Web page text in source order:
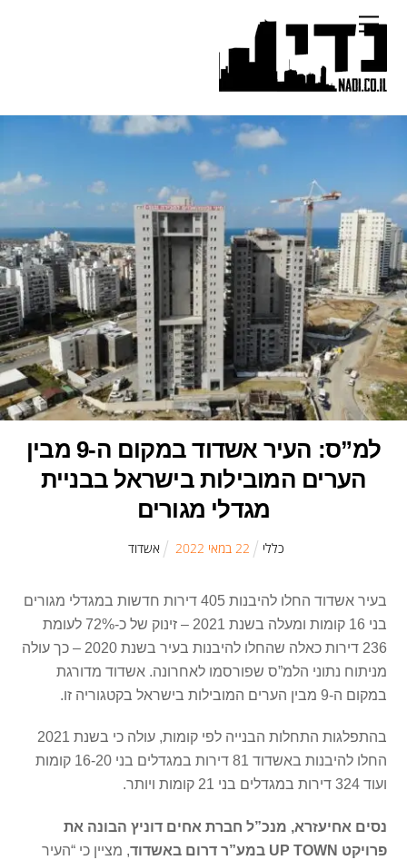
content
Menu
למ”ס: העיר אשדוד במקום ה-9 מבין
הערים המובילות בישראל בבניית
מגדלי מגורים
כללי 22 במאי 2022 אשדוד
בעיר אשדוד החלו להיבנות 405 דירות חדשות במגדלי מגורים
בני 16 קומות ומעלה בשנת 2021 – זינוק של כ-72% לעומת
236 דירות כאלה שהחלו להיבנות בעיר בשנת 2020 – כך עולה
מניתוח נתוני הלמ”ס שפורסמו לאחרונה. אשדוד מדורגת
במקום ה-9 מבין הערים המובילות בישראל בקטגוריה זו.
בהתפלגות התחלות הבנייה לפי קומות, עולה כי בשנת 2021
החלו להיבנות באשדוד 81 דירות במגדלים בני 16-20 קומות
ועוד 324 דירות במגדלים בני 21 קומות ויותר.
נסים אחיעזרא, מנכ”ל חברת אחים דוניץ הבונה את
פרויקט UP TOWN במע”ר דרום באשדוד, מציין כי “העיר